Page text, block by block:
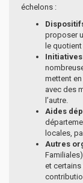
échelons :
proposer
le quotient
mettent
avec des
l’autre.
Aides
locales,
Autres
et